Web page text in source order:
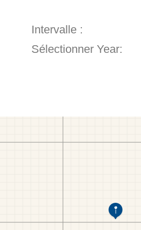
Intervalle :
Sélectionner Year: